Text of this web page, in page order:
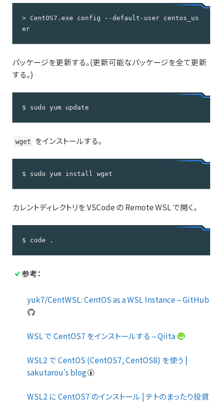
> CentOS7.exe config --default-user centos_us
er
パッケージを更新する。(更新可能なパッケージを全て更新
する。)
$ sudo yum update
wget をインストールする。
$ sudo yum install wget
カレントディレクトリを VSCode の Remote WSL で開く。
$ code .
参考：
yuk7/CentWSL: CentOS as a WSL Instance – GitHub
WSL で CentOS7 をインストールする – Qiita
WSL2 で CentOS (CentOS7, CentOS8) を使う |
sakutarou’s blog
WSL2 に CentOS7 のインストール | テトのまったり投資